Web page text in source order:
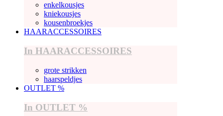
enkelkousjes
kniekousjes
kousenbroekjes
HAARACCESSOIRES
In HAARACCESSOIRES
grote strikken
haarspeldjes
OUTLET %
In OUTLET %